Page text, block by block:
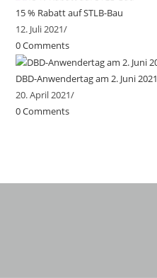
15 % Rabatt auf STLB-Bau
12. Juli 2021/
0 Comments
DBD-Anwendertag am 2. Juni 2021
20. April 2021/
0 Comments